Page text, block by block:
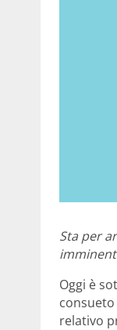
Sta per
Oggi è
relativo